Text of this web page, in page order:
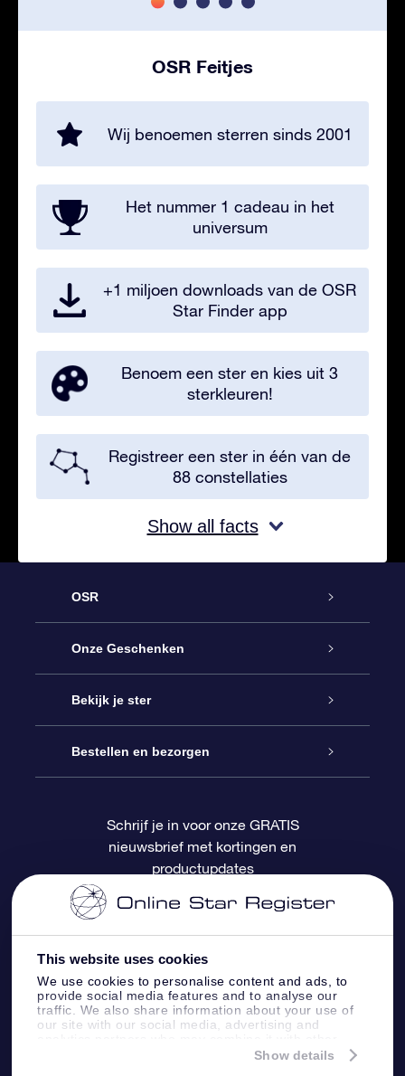
This website uses cookies
We use cookies to personalise content and ads, to
provide social media features and to analyse our
traffic. We also share information about your use of
our site with our social media, advertising and
information that you’ve provided to them or that
Show details
OSR Feitjes
Wij benoemen sterren sinds 2001
Het nummer 1 cadeau in het
universum
+1 miljoen downloads van de OSR
Star Finder app
Benoem een ster en kies uit 3
sterkleuren!
Registreer een ster in één van de
88 constellaties
Show all facts
OSR
Service
Contact
Blog
OSR Recensies
Onze Geschenken
Online Star Gift
OSR Cadeaupakket
OSR Cadeaukaart
Relatiegeschenken
Bekijk je ster
Sterrenregister
Gepersonaliseerde sterrenpagina
One Million Stars
OSR Starsaver
Fly me to the Stars App
Bestellen en bezorgen
Betalingsinformatie
Verzendinformatie
Retourbeleid
Constellaties
Schrijf je in voor onze GRATIS
nieuwsbrief met kortingen en
productupdates